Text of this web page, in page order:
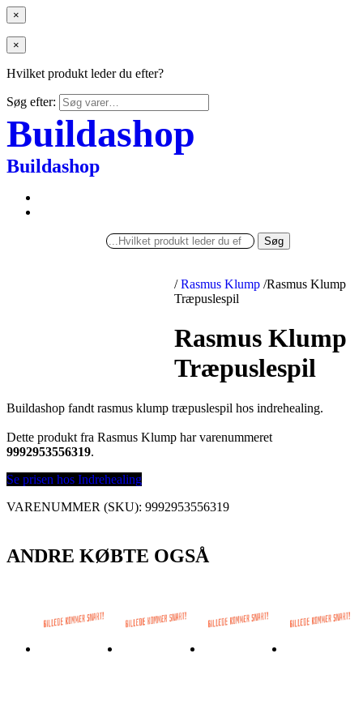
×
×
Hvilket produkt leder du efter?
Søg efter:
Buildashop
Buildashop
Søg
/ Rasmus Klump /Rasmus Klump
Træpuslespil
Rasmus Klump
Træpuslespil
Buildashop fandt rasmus klump træpuslespil hos indrehealing.
Dette produkt fra Rasmus Klump har varenummeret
9992953556319.
Se prisen hos Indrehealing
VARENUMMER (SKU): 9992953556319
ANDRE KØBTE OGSÅ